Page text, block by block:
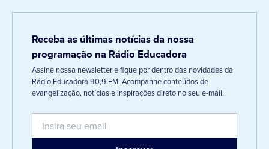
Receba as últimas notícias da nossa
programação na Rádio Educadora
Assine nossa newsletter e fique por dentro das novidades da
Rádio Educadora 90,9 FM. Acompanhe conteúdos de
evangelização, notícias e inspirações direto no seu e-mail.